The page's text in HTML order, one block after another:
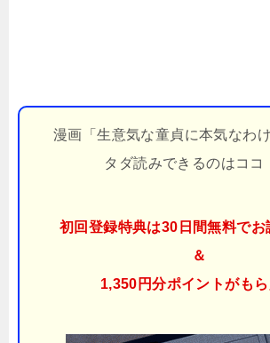
漫画「生意気な童貞に本気なわ
タダ読みできるのはココ
初回登録特典は30日間無料でお
＆
1,350円分ポイントがも